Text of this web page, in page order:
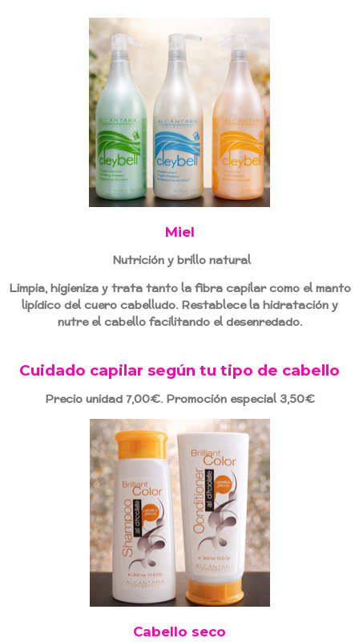
Miel
Nutrición y brillo natural
Limpia, higieniza y trata tanto la fibra capilar como el manto
lipídico del cuero cabelludo. Restablece la hidratación y
nutre el cabello facilitando el desenredado.
Cuidado capilar según tu tipo de cabello
Precio unidad 7,00€. Promoción especial 3,50€
Cabello seco